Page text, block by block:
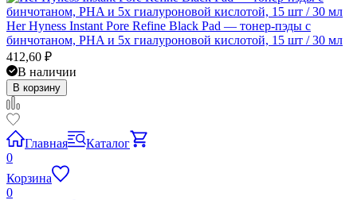
Her Hyness Instant Pore Refine Black Pad — тонер-пэды с
бинчотаном, PHA и 5x гиалуроновой кислотой, 15 шт / 30 мл
412,60 ₽
В наличии
В корзину
Главная
Каталог
0
Корзина
0